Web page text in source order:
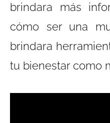
brindara más
cómo ser una
brindara
tu bienestar como